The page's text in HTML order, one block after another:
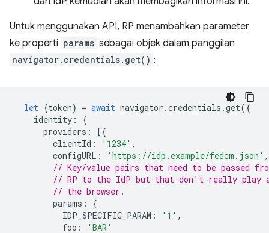
Untuk menggunakan API, RP menambahkan parameter
ke properti params sebagai objek dalam panggilan
navigator.credentials.get() :
let {token} = await navigator .credentials .get({
identity :
{
providers :
[{
clientId : '1234' ,
configURL : 'https://idp.example/fedcm.json' ,
// Key/value pairs that need to be passed
// RP to the IdP but that don't really play
// the browser.
params :
{
IDP_SPECIFIC_PARAM : '1' ,
foo :
'BAR'